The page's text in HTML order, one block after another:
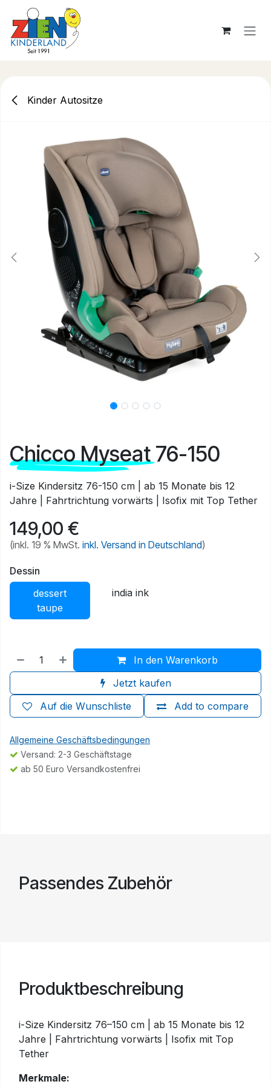
Zum Inhalt springen
Kinder Autositze
Chicco Myseat 76-150
i-Size Kindersitz 76-150 cm | ab 15 Monate bis 12
Jahre | Fahrtrichtung vorwärts | Isofix mit Top Tether
149,00 €
(inkl. 19 % MwSt. inkl. Versand in Deutschland)
Dessin
dessert
taupe
india ink
In den Warenkorb
Jetzt kaufen
Add to compare
Auf die Wunschliste
Allgemeine Geschäftsbedingungen
Versand: 2-3 Geschäftstage
ab 50 Euro Versandkostenfrei
Passendes Zubehör
Produktbeschreibung
i-Size Kindersitz 76–150 cm | ab 15 Monate bis 12
Jahre | Fahrtrichtung vorwärts | Isofix mit Top
Tether
Merkmale: